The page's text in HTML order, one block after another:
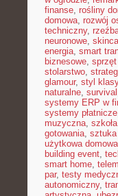
finanse, rośliny
domowa, rozwój
techniczny,
neuronowe,
energia, smart
biznesowe,
stolarstwo,
glamour, styl
naturalne, survival
systemy ERP w
systemy płatnicze
muzyczna,
gotowania, sztuka
użytkowa domowa
building event,
smart home,
par, testy
autonomiczny,